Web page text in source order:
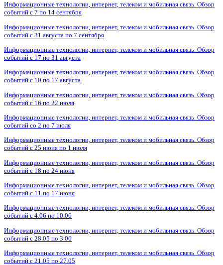
Информационные технологии, интернет, телеком и мобильная связь. Обзор
событий с 7 по 14 сентября
Информационные технологии, интернет, телеком и мобильная связь. Обзор
событий с 31 августа по 7 сентября
Информационные технологии, интернет, телеком и мобильная связь. Обзор
событий с 17 по 31 августа
Информационные технологии, интернет, телеком и мобильная связь. Обзор
событий с 10 по 17 августа
Информационные технологии, интернет, телеком и мобильная связь. Обзор
событий с 16 по 22 июля
Информационные технологии, интернет, телеком и мобильная связь. Обзор
событий со 2 по 7 июля
Информационные технологии, интернет, телеком и мобильная связь. Обзор
событий с 25 июня по 1 июля
Информационные технологии, интернет, телеком и мобильная связь. Обзор
событий с 18 по 24 июня
Информационные технологии, интернет, телеком и мобильная связь. Обзор
событий с 11 по 17 июня
Информационные технологии, интернет, телеком и мобильная связь. Обзор
событий с 4.06 по 10.06
Информационные технологии, интернет, телеком и мобильная связь. Обзор
событий с 28.05 по 3.06
Информационные технологии, интернет, телеком и мобильная связь. Обзор
событий с 21.05 по 27.05